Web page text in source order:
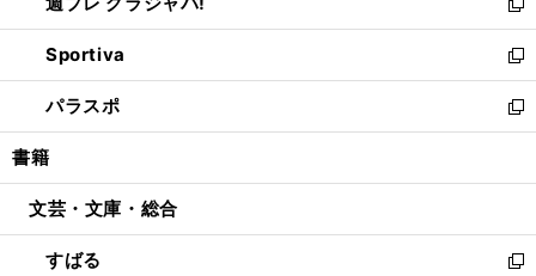
開
く
ィ
ン
ド
ウ
で
開
い
ウ
ィ
ン
ド
ウ
開
新
し
い
ウ
ィ
ン
ウ
開
く
Sportiva
新
し
い
ウ
ン
ウ
で
パラスポ
新
し
ウ
ン
ド
書籍
文芸・文庫・総合
すばる
新